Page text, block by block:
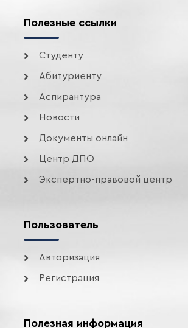
Полезные ссылки
Студенту
Абитуриенту
Аспирантура
Новости
Документы онлайн
Центр ДПО
Экспертно-правовой центр
Пользователь
Авторизация
Регистрация
Полезная информация